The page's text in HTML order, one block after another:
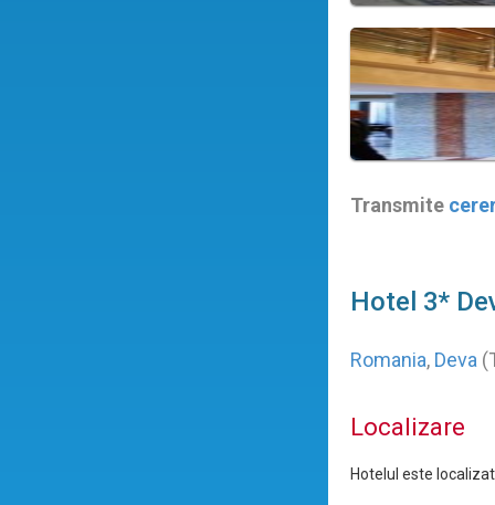
Transmite
Hotel 3*
Romania, Deva
Localizare
Hotelul este